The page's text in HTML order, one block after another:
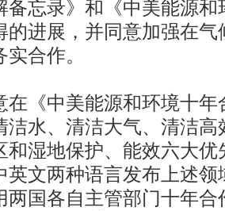
备忘录》和《中美能源和
的进展，并同意加强在气
合作。
中美能源和环境十年
洁水、清洁大气、清洁高
和湿地保护、能效六大优
英文两种语言发布上述领
两国各自主管部门十年合